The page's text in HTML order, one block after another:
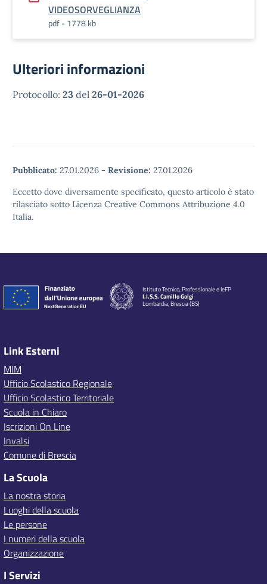
VIDEOSORVEGLIANZA
pdf - 1778 kb
Ulteriori informazioni
Protocollo: 23 del 26-01-2026
Pubblicato: 27.01.2026 - Revisione: 27.01.2026
Eccetto dove diversamente specificato, questo articolo è stato
rilasciato sotto Licenza Creative Commons Attribuzione 4.0
Italia.
Istituto Tecnico, Professionale e IeFP
I.I.S.S. Camillo Golgi
Lombardia, Brescia (BS)
Link Esterni
MIM
Ufficio Scolastico Regionale
Ufficio Scolastico Territoriale
Scuola in Chiaro
Iscrizioni On Line
Invalsi
Comune di Brescia
La Scuola
La nostra storia
Luoghi della scuola
Le persone
I numeri della scuola
Organizzazione
I Servizi